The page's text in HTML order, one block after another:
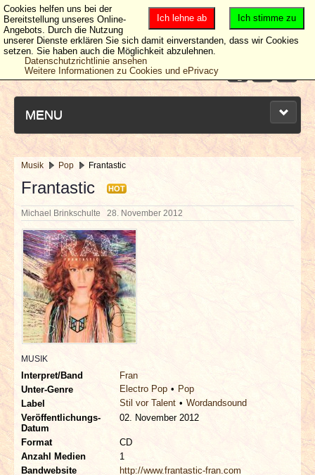
MENU
NEUESTE ARTIKEL
NEWS & DATES
BERICHTE
VERLOSUNGEN
INTERVIEWS
SPECIALS
REDAKTION
LINKS
ARCHIV
Musik Pop Frantastic
Frantastic HOT
Michael Brinkschulte 28. November 2012
MUSIK
Interpret/Band
Fran
Unter-Genre
Electro Pop
Pop
Label
Stil vor Talent
Wordandsound
Veröffentlichungs-
Datum
02. November 2012
Format
CD
Anzahl Medien
1
Bandwebsite
http://www.frantastic-fran.com
Ich stimme zu
Ich lehne ab
Cookies helfen uns bei der
Bereitstellung unseres Online-
Angebots. Durch die Nutzung
unserer Dienste erklären Sie sich damit einverstanden, dass wir Cookies
setzen. Sie haben auch die Möglichkeit abzulehnen.
Datenschutzrichtlinie ansehen
Weitere Informationen zu Cookies und ePrivacy